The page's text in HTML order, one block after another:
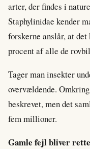
arter, der findes i
Staphylinidae kender
forskerne anslår, at
procent af alle de
Tager man insekter
overvældende.
beskrevet, men det
fem millioner.
Gamle fejl bliver